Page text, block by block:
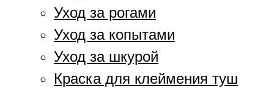
Уход за рогами
Уход за копытами
Уход за шкурой
Краска для клеймения туш